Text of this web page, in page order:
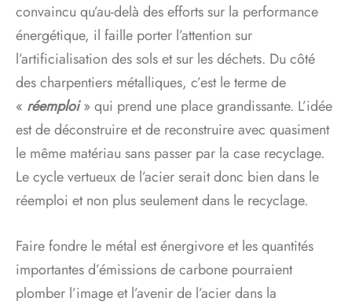
convaincu qu’au-delà des efforts sur la performance
énergétique, il faille porter l’attention sur
l’artificialisation des sols et sur les déchets. Du côté
des charpentiers métalliques, c’est le terme de
« réemploi» qui prend une place grandissante. L’idée
est de déconstruire et de reconstruire avec quasiment
le même matériau sans passer par la case recyclage.
Le cycle vertueux de l’acier serait donc bien dans le
réemploi et non plus seulement dans le recyclage.
Faire fondre le métal est énergivore et les quantités
importantes d’émissions de carbone pourraient
plomber l’image et l’avenir de l’acier dans la